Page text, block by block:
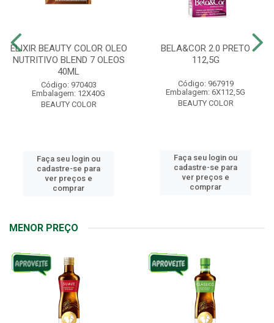
ELIXIR BEAUTY COLOR OLEO
NUTRITIVO BLEND 7 OLEOS
40ML
Código: 970403
Embalagem: 12X40G
BEAUTY COLOR
Faça seu login ou
cadastre-se para
ver preços e
comprar
BELA&COR 2.0 PRETO
112,5G
Código: 967919
Embalagem: 6X112,5G
BEAUTY COLOR
Faça seu login ou
cadastre-se para
ver preços e
comprar
MENOR PREÇO